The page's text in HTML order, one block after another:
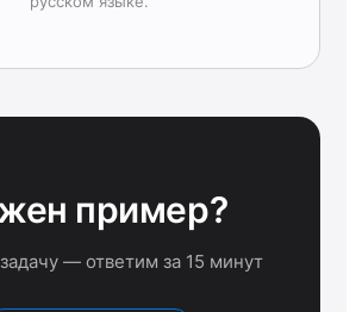
пример?
— ответим за 15 минут